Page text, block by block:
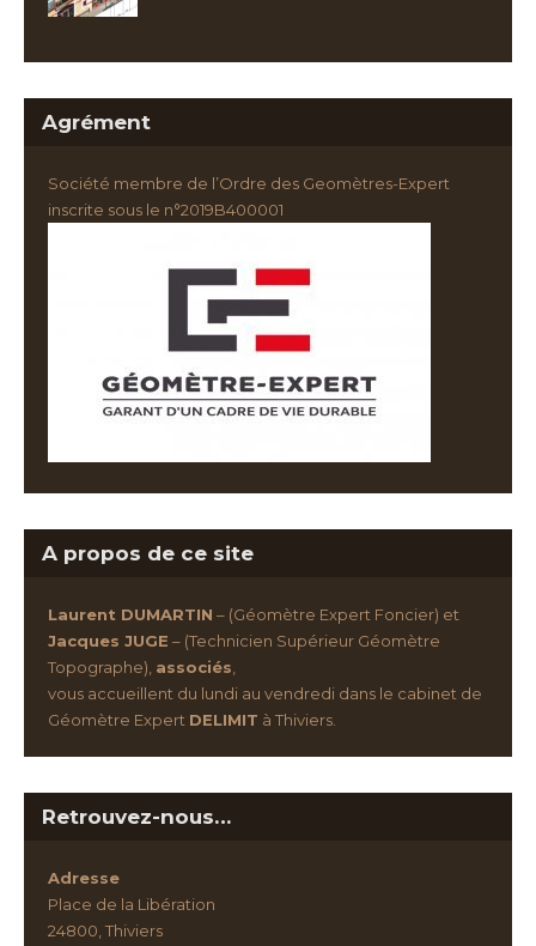
Agrément
Société membre de l’Ordre des Geomètres-Expert
inscrite sous le n°2019B400001
A propos de ce site
Laurent DUMARTIN – (Géomètre Expert Foncier) et
Jacques JUGE – (Technicien Supérieur Géomètre
Topographe), associés,
vous accueillent du lundi au vendredi dans le cabinet de
Géomètre Expert DELIMIT à Thiviers.
Retrouvez-nous…
Adresse
Place de la Libération
24800, Thiviers